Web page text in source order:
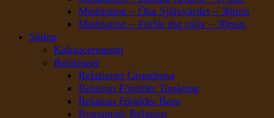
Meditation – Öka Självvärdet – 30min
Meditation – Förlåt dig själv – 30min
Själen
Kakaoceremoni
Relationer
Relationer Grunderna
Relation Förälder Tonåring
Relation Förälder Barn
Romantisk Relation